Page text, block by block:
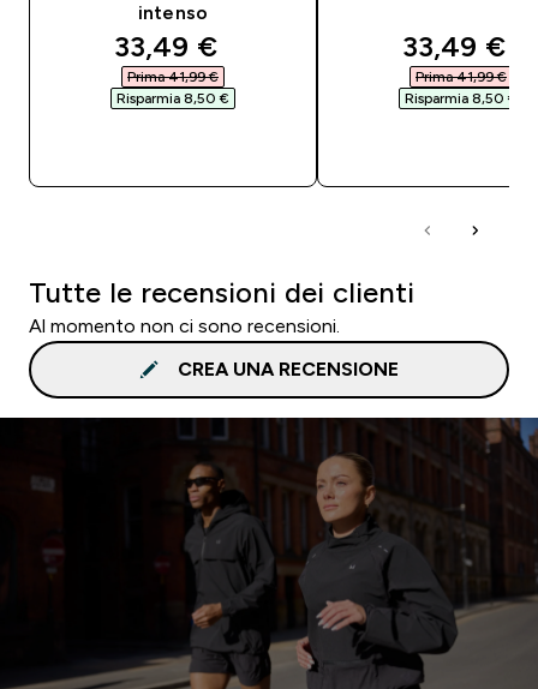
intenso
discounted price
33,49 €‎
Prima 41,99 €‎
Risparmia 8,50 €‎
33,49 €‎
Prima 41,99 €‎
Risparmia 8,50 €‎
Tutte le recensioni dei clienti
Al momento non ci sono recensioni.
CREA UNA RECENSIONE